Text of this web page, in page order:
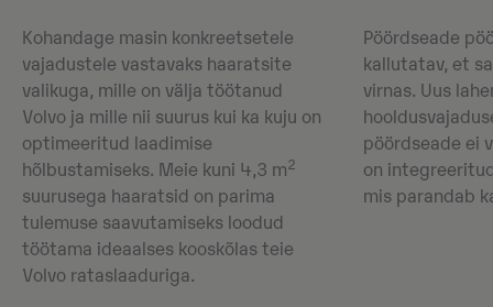
Kohandage masin konkreetsetele
vajadustele vastavaks haaratsite
valikuga, mille on välja töötanud
Volvo ja mille nii suurus kui ka kuju on
optimeeritud laadimise
hõlbustamiseks. Meie kuni 4,3 m2
suurusega haaratsid on parima
tulemuse saavutamiseks loodud
töötama ideaalses kooskõlas teie
Volvo rataslaaduriga.
Pöördseade
kallutatav, et
virnas. Uus
pöördseade ei
on
mis parandab